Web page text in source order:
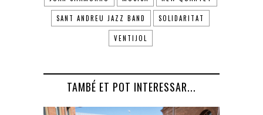
SANT ANDREU JAZZ BAND SOLIDARITAT
VENTIJOL
TAMBÉ ET POT INTERESSAR...